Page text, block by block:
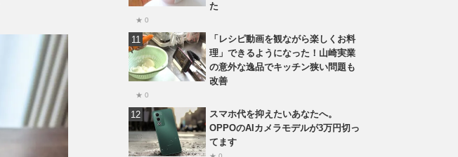
た
★ 0
「レシピ動画を観ながら楽しくお料
理」できるようになった！山崎実業
の意外な逸品でキッチン狭い問題も
改善
★ 0
スマホ代を抑えたいあなたへ。
OPPOのAIカメラモデルが3万円切っ
てます